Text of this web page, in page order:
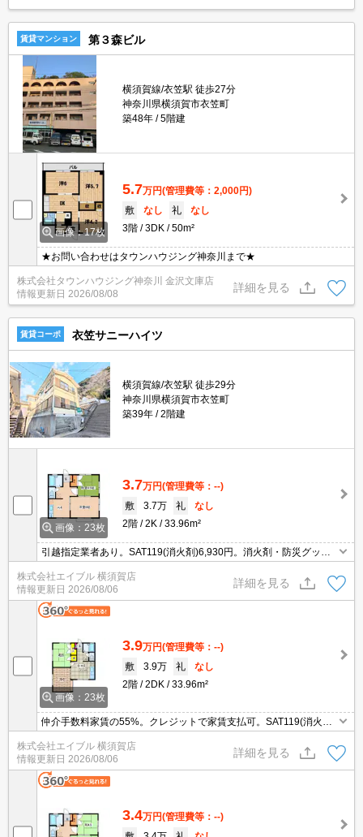
賃貸マンション 第３森ビル
横須賀線/衣笠駅 徒歩27分
神奈川県横須賀市衣笠町
築48年
5階建
画像：17枚
5.7万円(管理費等：2,000円)
敷
なし 礼
なし
3階
3DK 50m²
★お問い合わせはタウンハウジング神奈川まで★
株式会社タウンハウジング神奈川 金沢文庫店
情報更新日 2026/08/08
詳細を見る
賃貸コーポ 衣笠サニーハイツ
横須賀線/衣笠駅 徒歩29分
神奈川県横須賀市衣笠町
築39年
2階建
画像：23枚
3.7万円(管理費等：--)
敷
3.7万 礼
なし
2階
2K 33.96m²
引越指定業者あり。SAT119(消火剤)6,930円。消火剤・防災グッズ
代16,500円～。画像の家具はCGであり付いていません。
株式会社エイブル 横須賀店
情報更新日 2026/08/06
詳細を見る
画像：23枚
3.9万円(管理費等：--)
敷
3.9万 礼
なし
2階
2DK 33.96m²
仲介手数料家賃の55%。クレジットで家賃支払可。SAT119(消火剤)
換あり。消火剤・防災グッズ代16,500円～。
株式会社エイブル 横須賀店
情報更新日 2026/08/06
詳細を見る
3.4万円(管理費等：--)